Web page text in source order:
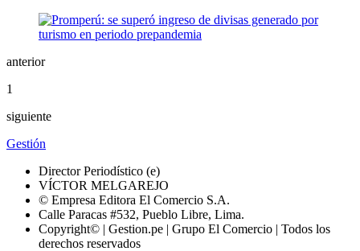
anterior
1
siguiente
Gestión
Director Periodístico (e)
VÍCTOR MELGAREJO
© Empresa Editora El Comercio S.A.
Calle Paracas #532, Pueblo Libre, Lima.
Copyright© | Gestion.pe | Grupo El Comercio | Todos los
derechos reservados